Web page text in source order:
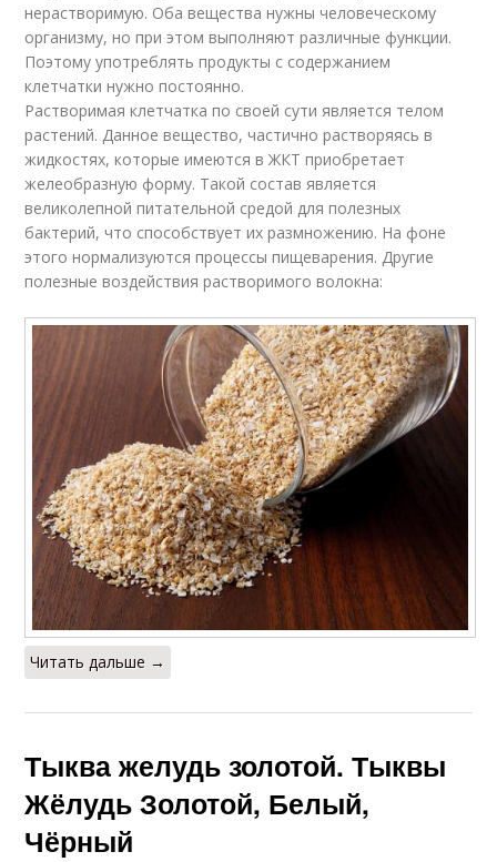
нерастворимую. Оба вещества нужны человеческому
организму, но при этом выполняют различные функции.
Поэтому употреблять продукты с содержанием
клетчатки нужно постоянно.
Растворимая клетчатка по своей сути является телом
растений. Данное вещество, частично растворяясь в
жидкостях, которые имеются в ЖКТ приобретает
желеобразную форму. Такой состав является
великолепной питательной средой для полезных
бактерий, что способствует их размножению. На фоне
этого нормализуются процессы пищеварения. Другие
полезные воздействия растворимого волокна:
Читать дальше →
Тыква желудь золотой. Тыквы
Жёлудь Золотой, Белый,
Чёрный